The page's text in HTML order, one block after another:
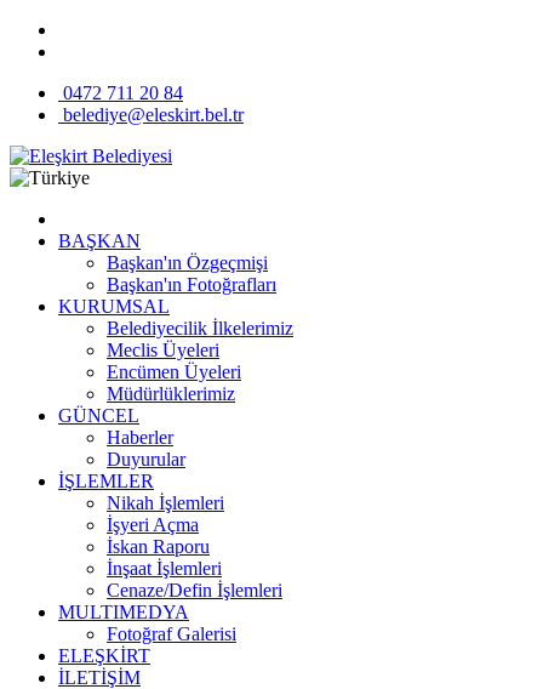
0472 711 20 84
belediye@eleskirt.bel.tr
BAŞKAN
Başkan'ın Özgeçmişi
Başkan'ın Fotoğrafları
KURUMSAL
Belediyecilik İlkelerimiz
Meclis Üyeleri
Encümen Üyeleri
Müdürlüklerimiz
GÜNCEL
Haberler
Duyurular
İŞLEMLER
Nikah İşlemleri
İşyeri Açma
İskan Raporu
İnşaat İşlemleri
Cenaze/Defin İşlemleri
MULTIMEDYA
Fotoğraf Galerisi
ELEŞKİRT
İLETİŞİM